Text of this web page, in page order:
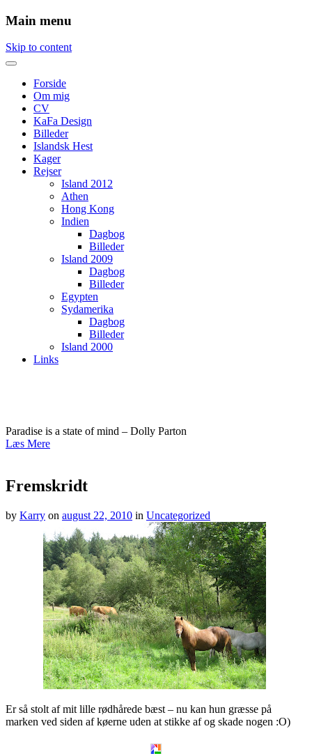
Main menu
Skip to content
Forside
Om mig
CV
KaFa Design
Billeder
Islandsk Hest
Kager
Rejser
Island 2012
Athen
Hong Kong
Indien
Dagbog
Billeder
Island 2009
Dagbog
Billeder
Egypten
Sydamerika
Dagbog
Billeder
Island 2000
Links
Paradise is a state of mind – Dolly Parton
Læs Mere
Fremskridt
by Karry on august 22, 2010 in Uncategorized
Er så stolt af mit lille rødhårede bæst – nu kan hun græsse på
marken ved siden af køerne uden at stikke af og skade nogen :O)